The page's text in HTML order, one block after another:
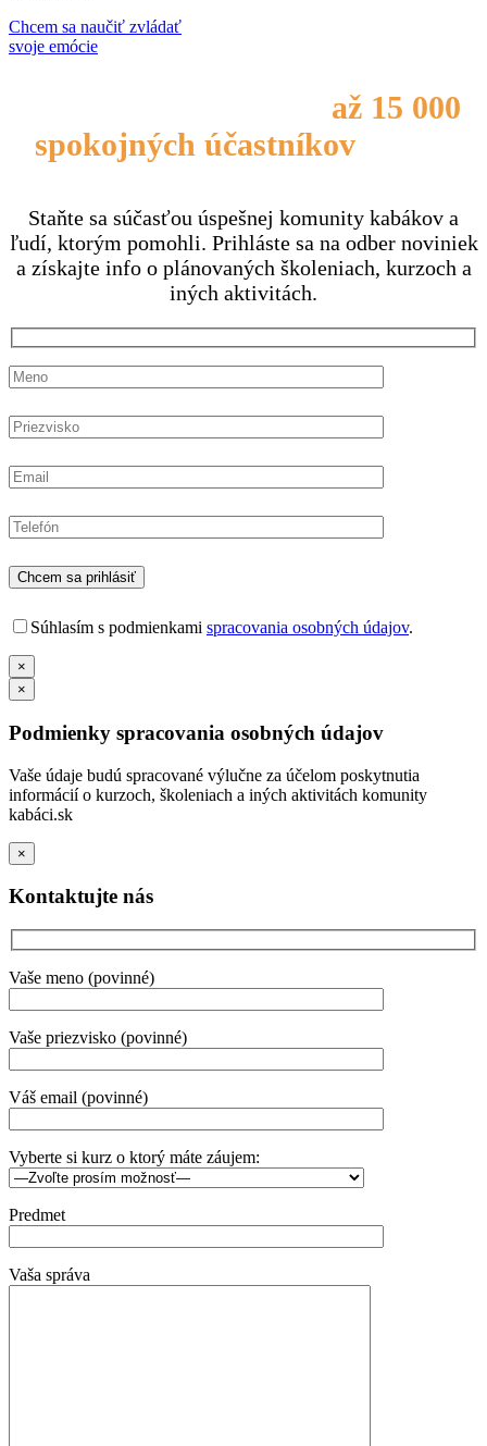
Chcem sa naučiť zvládať
svoje emócie
až 15 000
spokojných účastníkovnašich
Staňte sa súčasťou úspešnej komunity kabákov a
ľudí, ktorým pomohli. Prihláste sa na odber noviniek
a získajte info o plánovaných školeniach, kurzoch a
iných aktivitách.
Súhlasím s podmienkami spracovania osobných údajov.
×
×
Podmienky spracovania osobných údajov
Vaše údaje budú spracované výlučne za účelom poskytnutia
informácií o kurzoch, školeniach a iných aktivitách komunity
kabáci.sk
×
Kontaktujte nás
Vaše meno (povinné)
Vaše priezvisko (povinné)
Váš email (povinné)
Vyberte si kurz o ktorý máte záujem:
Predmet
Vaša správa